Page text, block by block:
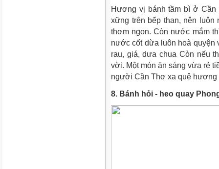
Hương vị bánh tầm bì ở
xững trên bếp than, nên
thơm ngon. Còn nước mắm
nước cốt dừa luôn hoà quyện
rau, giá, dưa chua Còn nếu
vời. Một món ăn sáng vừa rẻ
người Cần Thơ xa quê
8. Bánh hỏi - heo quay